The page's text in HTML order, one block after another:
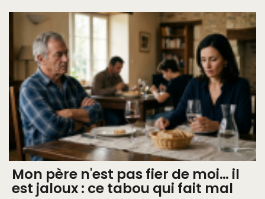
Mon père n'est pas fier de moi… il
est jaloux : ce tabou qui fait mal